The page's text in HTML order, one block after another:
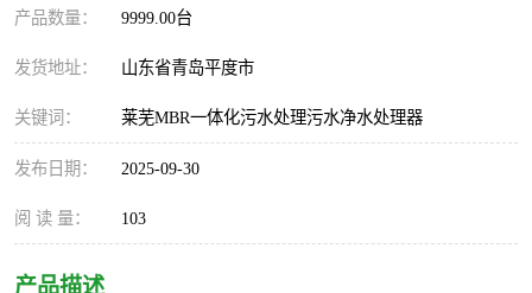
产品数量： 9999.00台
发货地址： 山东省青岛平度市
关键词： 莱芜MBR一体化污水处理污水净水处理器
发布日期： 2025-09-30
阅 读 量： 103
产品描述